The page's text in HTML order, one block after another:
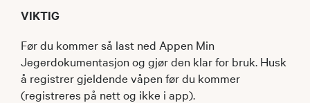
VIKTIG
Før du kommer så last ned Appen Min
Jegerdokumentasjon og gjør den klar for bruk. Husk
å registrer gjeldende våpen før du kommer
(registreres på nett og ikke i app).